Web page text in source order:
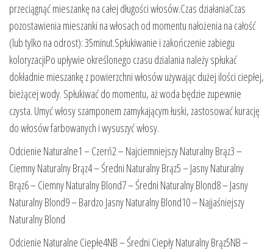
przeciągnąć mieszankę na całej długości włosów.Czas działaniaCzas
pozostawienia mieszanki na włosach od momentu nałożenia na całość
(lub tylko na odrost): 35minut.Spłukiwanie i zakończenie zabiegu
koloryzacjiPo upływie określonego czasu dzialania należy spłukać
dokładnie mieszankę z powierzchni włosów używając dużej ilości ciepłej,
bieżącej wody. Spłukiwać do momentu, aż woda będzie zupewnie
czysta. Umyć włosy szamponem zamykającym łuski, zastosować kurację
do włosów farbowanych i wysuszyć włosy.
Odcienie Naturalne1 – Czerń2 – Najciemniejszy Naturalny Brąz3 –
Ciemny Naturalny Brąz4 – Średni Naturalny Brąz5 – Jasny Naturalny
Brąz6 – Ciemny Naturalny Blond7 – Średni Naturalny Blond8 – Jasny
Naturalny Blond9 – Bardzo Jasny Naturalny Blond10 – Najjaśniejszy
Naturalny Blond
Odcienie Naturalne Ciepłe4NB – Średni Ciepły Naturalny Brąz5NB –